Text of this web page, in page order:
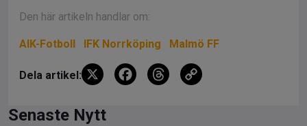
Den här artikeln handlar om:
AIK-Fotboll IFK Norrköping Malmö FF
Dela artikel: X
F
T
Senaste Nytt